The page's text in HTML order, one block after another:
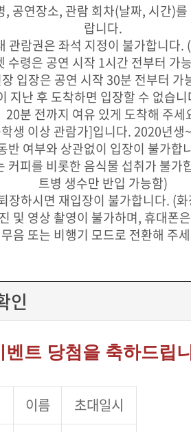
, 공연장소, 관람 회차(날짜, 시간)
랍니다.
관람권은 좌석 지정이 불가합니다.
수령은 공연 시작 1시간 전부터 가
입장은 공연 시작 30분 전부터 가
지난 후 도착하면 입장할 수 없습
20분 전까지 여유 있게 도착해 주세
생 이상 관람가]입니다. 2020년
반 여부와 상관없이 입장이 불가합
커피를 비롯한 음식물 섭취가 불가
트병 생수만 반입 가능함)
장하시면 재입장이 불가합니다. (
및 영상 촬영이 불가하며, 휴대폰
무음 또는 비행기 모드로 전환해 주
인
벤트 당첨을 축하드립
이름
초대일시